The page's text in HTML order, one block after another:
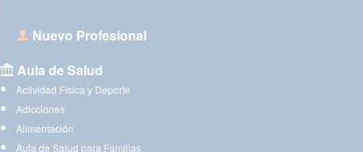
Nuevo Profesional
Aula de Salud
Actividad Física y Deporte
Adicciones
Alimentación
Aula de Salud para Familias